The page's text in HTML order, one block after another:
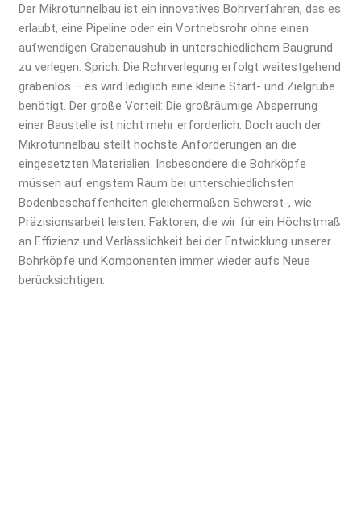
Der Mikrotunnelbau ist ein innovatives Bohrverfahren, das es
erlaubt, eine Pipeline oder ein Vortriebsrohr ohne einen
aufwendigen Grabenaushub in unterschiedlichem Baugrund
zu verlegen. Sprich: Die Rohrverlegung erfolgt weitestgehend
grabenlos – es wird lediglich eine kleine Start- und Zielgrube
benötigt. Der große Vorteil: Die großräumige Absperrung
einer Baustelle ist nicht mehr erforderlich. Doch auch der
Mikrotunnelbau stellt höchste Anforderungen an die
eingesetzten Materialien. Insbesondere die Bohrköpfe
müssen auf engstem Raum bei unterschiedlichsten
Bodenbeschaffenheiten gleichermaßen Schwerst-, wie
Präzisionsarbeit leisten. Faktoren, die wir für ein Höchstmaß
an Effizienz und Verlässlichkeit bei der Entwicklung unserer
Bohrköpfe und Komponenten immer wieder aufs Neue
berücksichtigen.